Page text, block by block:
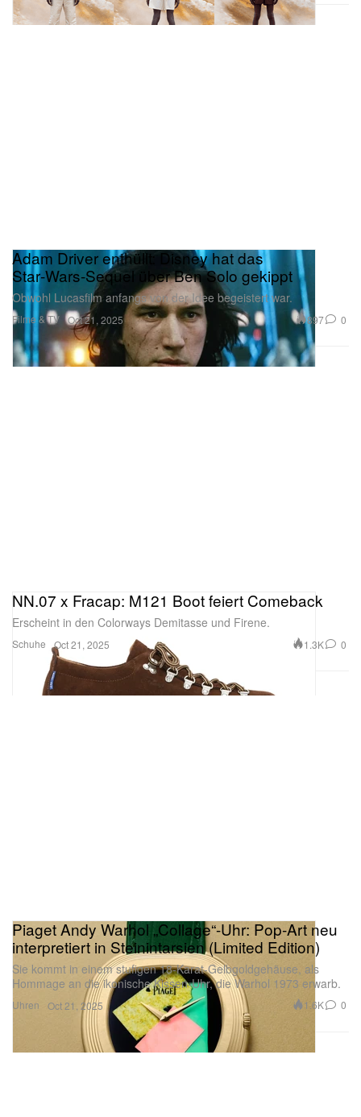
Filme & TV
Adam Driver enthüllt: Disney hat das
Star‑Wars‑Sequel über Ben Solo gekippt
Obwohl Lucasfilm anfangs von der Idee begeistert war.
Oct 21, 2025 897 0
Schuhe
NN.07 x Fracap: M121 Boot feiert Comeback
Erscheint in den Colorways Demitasse und Firene.
Oct 21, 2025 1.3K 0
Uhren
Piaget Andy Warhol „Collage“-Uhr: Pop-Art neu
interpretiert in Steinintarsien (Limited Edition)
Sie kommt in einem stufigen 18-Karat-Gelbgoldgehäuse, als
Hommage an die ikonische Kissen-Uhr, die Warhol 1973 erwarb.
Oct 21, 2025 1.6K 0